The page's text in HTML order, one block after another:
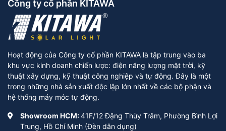
Công ty cổ phần KITAWA
Hoạt động của Công ty cổ phần KITAWA là tập trung vào ba
khu vực kinh doanh chiến lược: điện năng lượng mặt trời, kỹ
thuật xây dựng, kỹ thuật công nghiệp và tự động. Đây là một
trong những nhà sản xuất độc lập lớn nhất về các bộ phận và
hệ thống máy móc tự động.
Showroom HCM:41F/12 Đặng Thùy Trâm, Phường Bình Lợi
Trung, Hồ Chí Minh (Đèn dân dụng)